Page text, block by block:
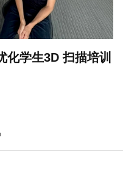
学生3D 扫描培训